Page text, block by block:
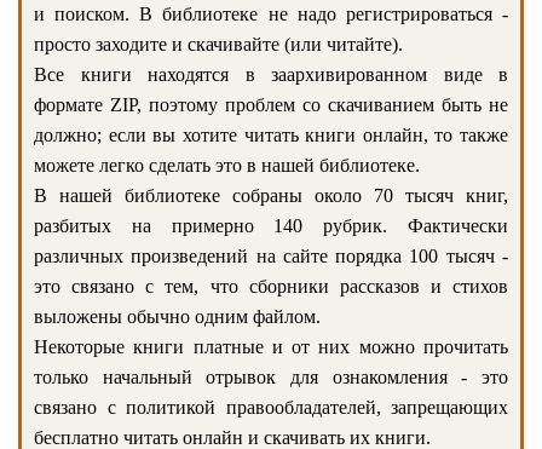
и поиском. В библиотеке не надо регистрироваться -
просто заходите и скачивайте (или читайте).
Все книги находятся в заархивированном виде в
формате ZIP, поэтому проблем со скачиванием быть не
должно; если вы хотите читать книги онлайн, то также
можете легко сделать это в нашей библиотеке.
В нашей библиотеке собраны около 70 тысяч книг,
разбитых на примерно 140 рубрик. Фактически
различных произведений на сайте порядка 100 тысяч -
это связано с тем, что сборники рассказов и стихов
выложены обычно одним файлом.
Некоторые книги платные и от них можно прочитать
только начальный отрывок для ознакомления - это
связано с политикой правообладателей, запрещающих
бесплатно читать онлайн и скачивать их книги.